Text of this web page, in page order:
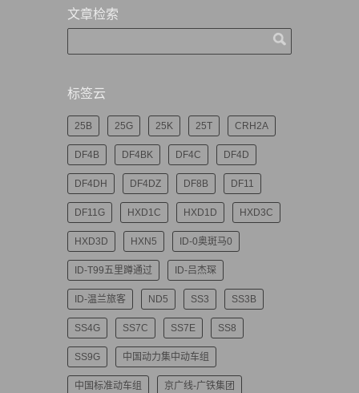
文章检索
标签云
25B 25G 25K 25T CRH2A
DF4B DF4BK DF4C DF4D
DF4DH DF4DZ DF8B DF11
DF11G HXD1C HXD1D HXD3C
HXD3D HXN5 ID-0奥斑马0
ID-T99五里蹲通过 ID-吕杰琛
ID-温兰旅客 ND5 SS3 SS3B
SS4G SS7C SS7E SS8
SS9G 中国动力集中动车组
中国标准动车组 京广线-广铁集团